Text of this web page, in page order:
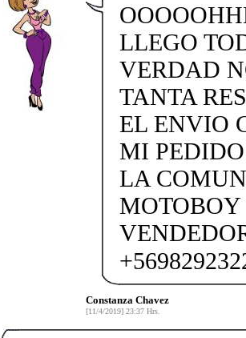
LLEGO
VERDAD
TANTA
EL ENVIO
MI
LA
Constanza Chavez
[11/4/2019] 23:37 Hrs.